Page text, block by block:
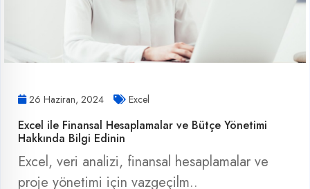
26 Haziran, 2024 Excel
Excel ile Finansal Hesaplamalar ve Bütçe Yönetimi
Hakkında Bilgi Edinin
Excel, veri analizi, finansal hesaplamalar ve
proje yönetimi için vazgeçilm..